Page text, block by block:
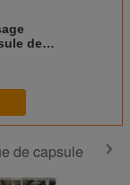
de
de capsule